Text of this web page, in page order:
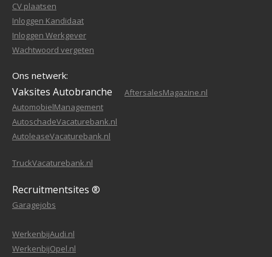
CV plaatsen
Inloggen Kandidaat
Inloggen Werkgever
Wachtwoord vergeten
Ons netwerk:
Vaksites Autobranche
AftersalesMagazine.nl
AutomobielManagement
AutoschadeVacaturebank.nl
AutoleaseVacaturebank.nl
TruckVacaturebank.nl
Recruitmentsites ®
Garagejobs
WerkenbijAudi.nl
WerkenbijOpel.nl